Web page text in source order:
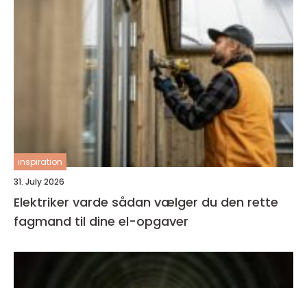
inspiration
31. July 2026
Elektriker varde sådan vælger du den rette
fagmand til dine el-opgaver